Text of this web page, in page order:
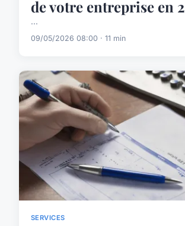
de votre entreprise en
...
09/05/2026 08:00 · 11 min
SERVICES